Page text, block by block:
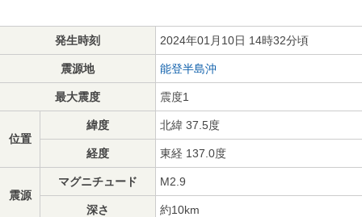
発生時刻 2024年01月10日 14時32分頃
震源地 能登半島沖
最大震度 震度1
位置
緯度 北緯 37.5度
経度 東経 137.0度
震源
マグニチュード M2.9
深さ 約10km